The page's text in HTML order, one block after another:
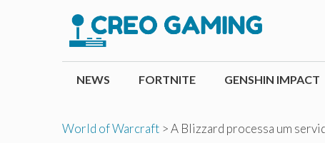
conteúdo
NEWS FORTNITE GENSHIN IMPACT
World of Warcraft >A Blizzard processa um